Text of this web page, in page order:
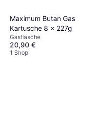
Maximum Butan Gas
Kartusche 8 x 227g
Gasflasche
20,90 €
1 Shop